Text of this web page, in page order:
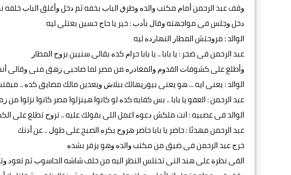
ﻭﻗﻒ ﻋﺒﺪ ﺍﻟﺮﺣﻤﻦ ﺃﻣﺎﻡ ﻣﻜﺘﺐ ﻭﺍﻟﺪﻩ ﻭﻃﺮﻕ ﺍﻟﺒﺎﺏ ﺑﺨﻔﻪ ﺛﻢ ﺩﺧﻞ ﻭﺃﻏﻠﻖ ﺍﻟﺒﺎﺏ ﺧﻠﻔﻪ
ﺩﺧﻞ ﻭﺟﻠﺲ ﻓﻰ ﻣﻮﺍﺟﻬﺘﻪ ﻭﻗﺎﻝ ﺑﺄﺩﺏ : ﺧﻴﺮ ﻳﺎ ﺣﺎﺝ ﺣﺴﻴﻦ ﺑﻌﺘﻠﻰ ﻟﻴﻪ
ﺍﻟﻮﺍﻟﺪ : ﻣﺮﻭﺣﺘﺶ ﺍﻟﻤﻄﺎﺭ ﺍﻟﻨﻬﺎﺭﺩﻩ ﻟﻴﻪ
ﻋﺒﺪ ﺍﻟﺮﺣﻤﻦ ﻓﻰ ﺿﺠﺮ : ﻳﺎ ﺑﺎﺑﺎ .. ﻳﺎ ﺑﺎﺑﺎ ﺣﺮﺍﻡ ﻛﺪﻩ ﺑﻘﺎﻟﻰ ﺳﻨﻴﻴﻦ ﺑﺮﻭﺡ ﺍﻟﻤﻄﺎﺭ
ﻭﺃﻃﻠﻊ ﻋﻠﻰ ﻛﺸﻮﻓﺎﺕ ﺍﻟﻘﺪﻭﻡ ﻭﺍﻟﻤﻐﺎﺩﺭﻩ ﻣﻦ ﻣﺼﺮ ﻟﻤﺎ ﺻﺎﺣﺒﻰ ﺯﻫﻖ ﻣﻨﻰ ﻭﻗﺎﻟﻰ
ﺍﻟﻮﺍﻟﺪ : ﻳﻌﻨﻰ ﺍﻳﻪ ... ﻫﻮ ﻳﻌﻨﻰ ﺑﻴﻮﺭﻳﻬﺎﻟﻚ ﺑﺒﻼﺵ ﻭﺑﻌﺪﻳﻦ ﻣﺎﻟﻚ ﻣﻀﺎﻳﻖ ﻛﺪﻩ ..
ﻋﺒﺪ ﺍﻟﺮﺣﻤﻦ : ﺍﻟﻌﻔﻮ ﻳﺎ ﺑﺎﺑﺎ .. ﺑﺲ ﻛﻔﺎﻳﻪ ﻛﺪﻩ ﻟﻮ ﻛﺎﻧﻮﺍ ﻫﻴﻨﺰﻟﻮﺍ ﻣﺼﺮ ﻛﺎﻧﻮﺍ ﻧﺰﻟﻮﺍ
ﺍﻟﻮﺍﻟﺪ ﻓﻰ ﻋﺼﺒﻴﻪ : ﺍﻧﺖ ﻣﻠﻜﺶ ﺩﻋﻮﻩ ﺍﻋﻤﻞ ﺍﻟﻠﻰ ﺑﻘﻮﻟﻚ ﻋﻠﻴﻪ .. ﺗﺮﻭﺡ ﺗﻄﻠﻊ
ﻋﺒﺪ ﺍﻟﺮﺣﻤﻦ ﻣﻬﺪﺋﺎ : ﺣﺎﺿﺮ ﻳﺎ ﺑﺎﺑﺎ ﺣﺎﺿﺮ ﻫﺮﻭﺡ ﺑﻜﺮﻩ ﺍﻟﺼﺒﺢ ﻋﻠﻰ ﻃﻮﻝ .. ﻋﻦ ﺃﺫﻧﻚ
ﺧﺮﺝ ﻋﺒﺪ ﺍﻟﺮﺣﻤﻦ ﻓﻰ ﺿﻴﻖ ﻣﻦ ﻣﻜﺘﺐ ﻭﺍﻟﺪﻩ ﻭﻫﻮ ﻳﺰﻓﺮ ﺑﺸﺪﻩ
ﺍﻟﻘﻰ ﻧﻈﺮﺓ ﻋﻠﻰ ﻫﻨﺪ ﺍﻟﺘﻰ ﺗﺨﺘﻠﺲ ﺍﻟﻨﻈﺮ ﺍﻟﻴﻪ ﻣﻦ ﺧﻠﻒ ﺷﺎﺷﻪ ﺍﻟﺤﺎﺳﻮﺏ ﺛﻢ ﺗﻌﻮﺩ